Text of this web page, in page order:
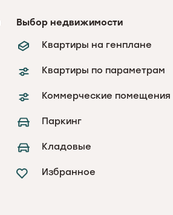
Выбор недвижимости
Квартиры на генплане
Квартиры по параметрам
Коммерческие помещения
Паркинг
Кладовые
Избранное